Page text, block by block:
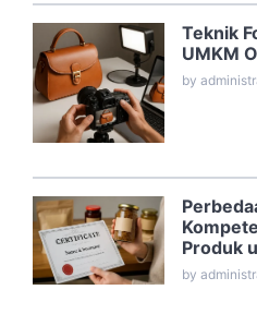
Teknik
UMKM
by
Produk
by